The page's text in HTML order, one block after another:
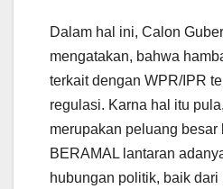
Dalam hal ini, Calon
mengatakan, bahwa
terkait dengan WPR/IPR
regulasi. Karna hal itu
merupakan peluang besar
BERAMAL lantaran
hubungan politik, baik dari